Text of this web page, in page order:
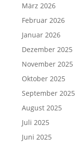
März 2026
Februar 2026
Januar 2026
Dezember 2025
November 2025
Oktober 2025
September 2025
August 2025
Juli 2025
Juni 2025